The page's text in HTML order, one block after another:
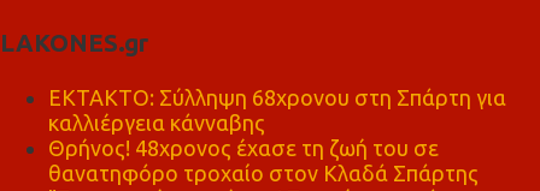
LAKONES.gr
ΕΚΤΑΚΤΟ: Σύλληψη 68χρονου στη Σπάρτη για
καλλιέργεια κάνναβης
Θρήνος! 48χρονος έχασε τη ζωή του σε
θανατηφόρο τροχαίο στον Κλαδά Σπάρτης